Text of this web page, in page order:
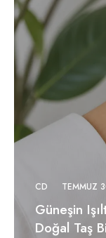
CD TEMMUZ
Güneşin
Doğal Taş